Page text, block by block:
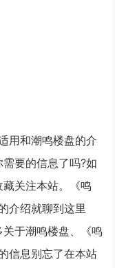
用和潮鸣楼盘的介
要的信息了吗?如
关注本站。《鸣
介绍就聊到这里
于潮鸣楼盘、《鸣
信息别忘了在本站